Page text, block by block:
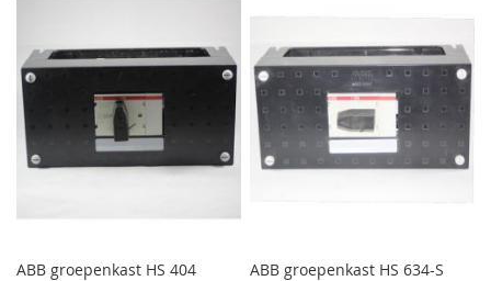
ABB groepenkast HS 404
ABB groepenkast HS 634-S